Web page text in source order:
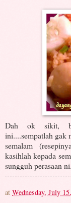
Dah ok sikit,
ini....sempatlah gak
semalam
kasihlah kepada
sungguh perasaan
at Wednesday, July